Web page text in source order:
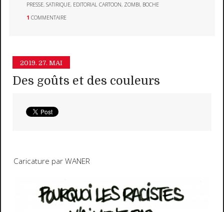
PRESSE,SATIRIQUE, EDITORIAL CARTOON, ZOMBI, BOCHE
1 COMMENTAIRE
2019. 27. MAI
Des goûts et des couleurs
Caricature par WANER